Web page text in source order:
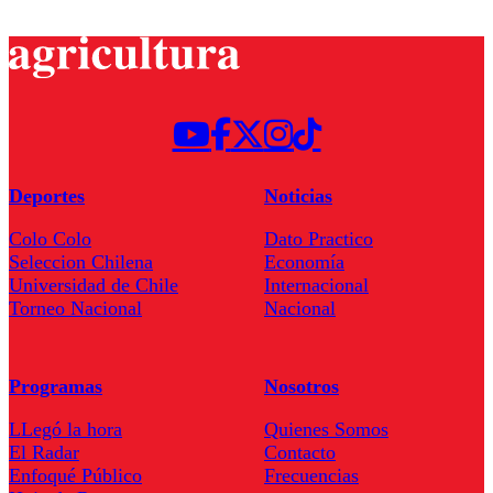
Deportes
Colo Colo
Seleccion Chilena
Universidad de Chile
Torneo Nacional
Noticias
Dato Practico
Economía
Internacional
Nacional
Programas
LLegó la hora
El Radar
Enfoqué Público
Nosotros
Quienes Somos
Contacto
Frecuencias